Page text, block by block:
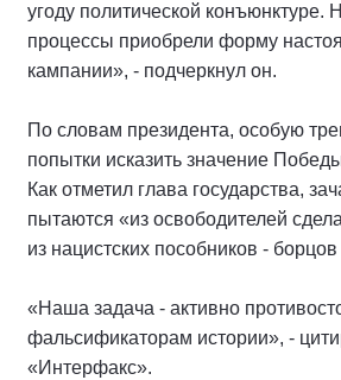
угоду политической конъюнктуре.
процессы приобрели форму
кампании», - подчеркнул он.
По словам президента, особую
попытки исказить значение
Как отметил глава государства,
пытаются «из освободителей
из нацистских пособников -
«Наша задача - активно
фальсификаторам истории», -
«Интерфакс».